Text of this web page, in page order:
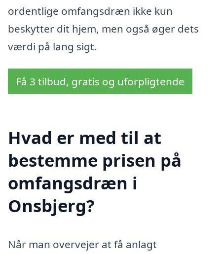
ordentlige omfangsdræn ikke kun
beskytter dit hjem, men også øger dets
værdi på lang sigt.
Få 3 tilbud, gratis og uforpligtende
Hvad er med til at
bestemme prisen på
omfangsdræn i
Onsbjerg?
Når man overvejer at få anlagt